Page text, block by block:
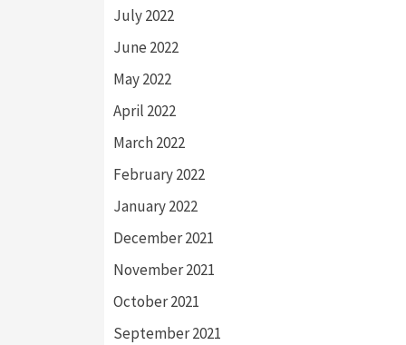
July 2022
June 2022
May 2022
April 2022
March 2022
February 2022
January 2022
December 2021
November 2021
October 2021
September 2021